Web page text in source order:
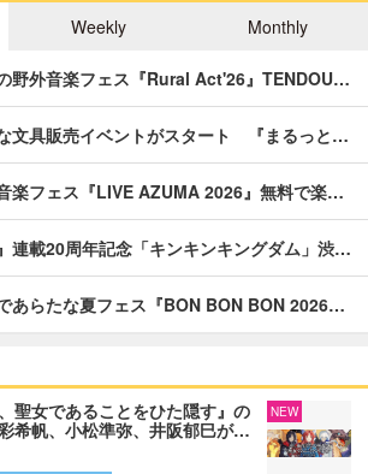
Weekly Monthly
野外音楽フェス『Rural Act'26』TENDOU…
文具販売イベントがスタート 『まるっと…
楽フェス『LIVE AZUMA 2026』無料で楽…
連載20周年記念「キンキンキングダム」渋…
あらたな夏フェス『BON BON BON 2026…
聖女であることをひた隠す』の
希帆、小松準弥、井阪郁巳が…
NEW